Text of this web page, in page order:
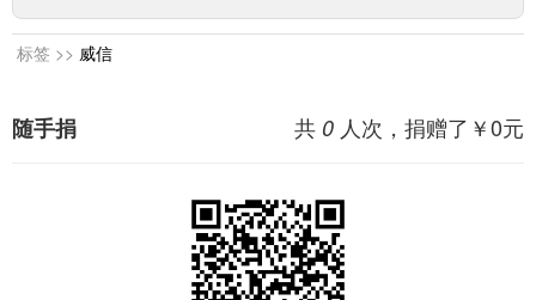
标签 >> 威信
共 0 人次，捐赠了￥0元
随手捐